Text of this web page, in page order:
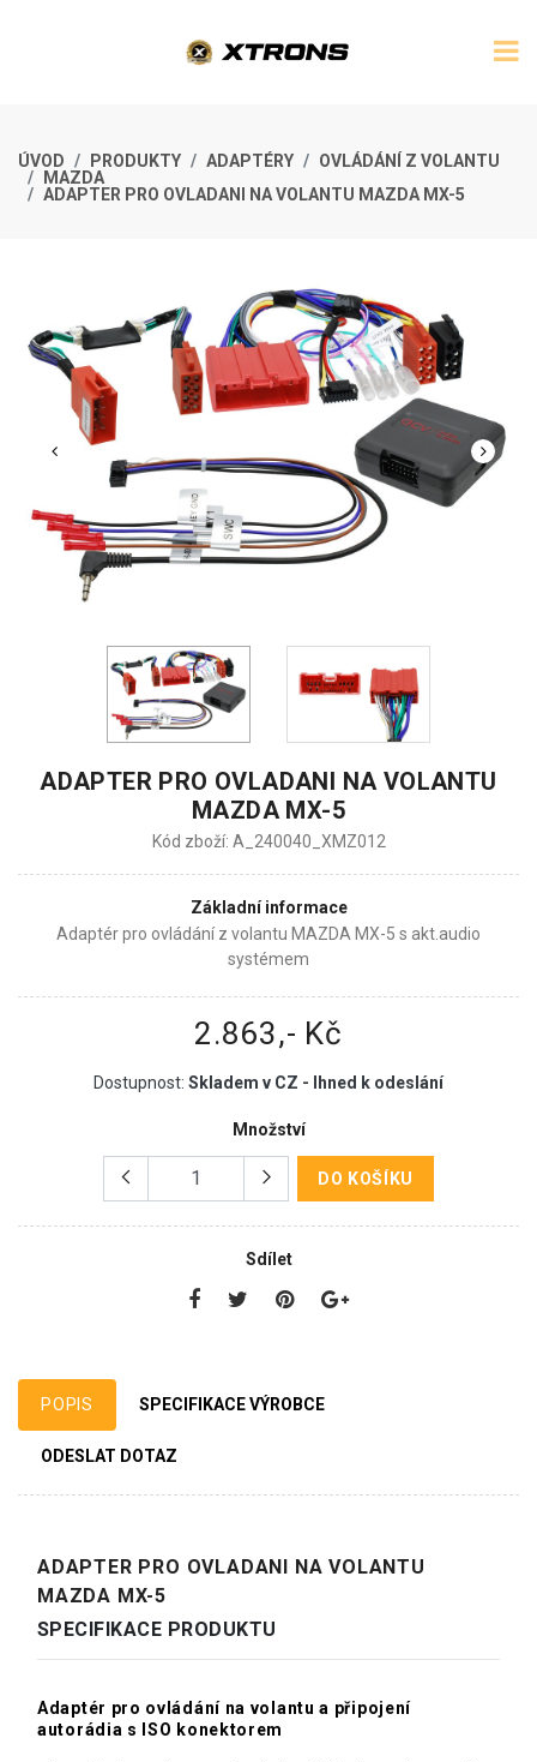
ÚVOD PRODUKTY ADAPTÉRY
OVLÁDÁNÍ Z VOLANTU
MAZDA
ADAPTER PRO OVLADANI NA VOLANTU MAZDA MX-5
ADAPTER PRO OVLADANI NA VOLANTU
MAZDA MX-5
Kód zboží: A_240040_XMZ012
Základní informace
Adaptér pro ovládání z volantu MAZDA MX-5 s akt.audio
systémem
2.863,- Kč
Dostupnost: Skladem v CZ - Ihned k odeslání
Množství
DO KOŠÍKU
Sdílet
POPIS SPECIFIKACE VÝROBCE
ODESLAT DOTAZ
ADAPTER PRO OVLADANI NA VOLANTU
MAZDA MX-5
SPECIFIKACE PRODUKTU
Adaptér pro ovládání na volantu a připojení
autorádia s ISO konektorem